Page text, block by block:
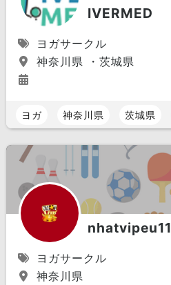
IVERMED
ヨガサークル
神奈川県 ・茨城県
ヨガ 神奈川県 茨城県
nhatvipeu11
ヨガサークル
神奈川県